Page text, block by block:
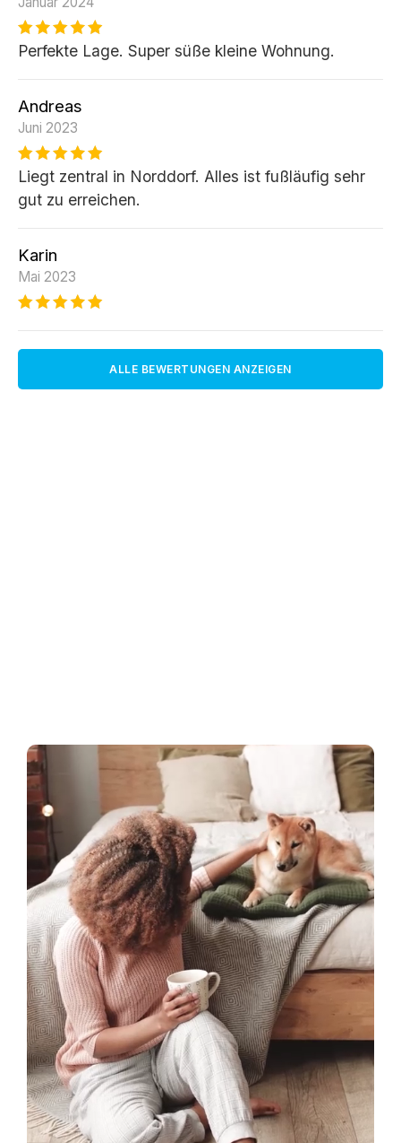
Perfekte Lage. Super süße kleine Wohnung.
Andreas
Juni 2023
Liegt zentral in Norddorf. Alles ist fußläufig sehr
gut zu erreichen.
Karin
Mai 2023
ALLE BEWERTUNGEN ANZEIGEN